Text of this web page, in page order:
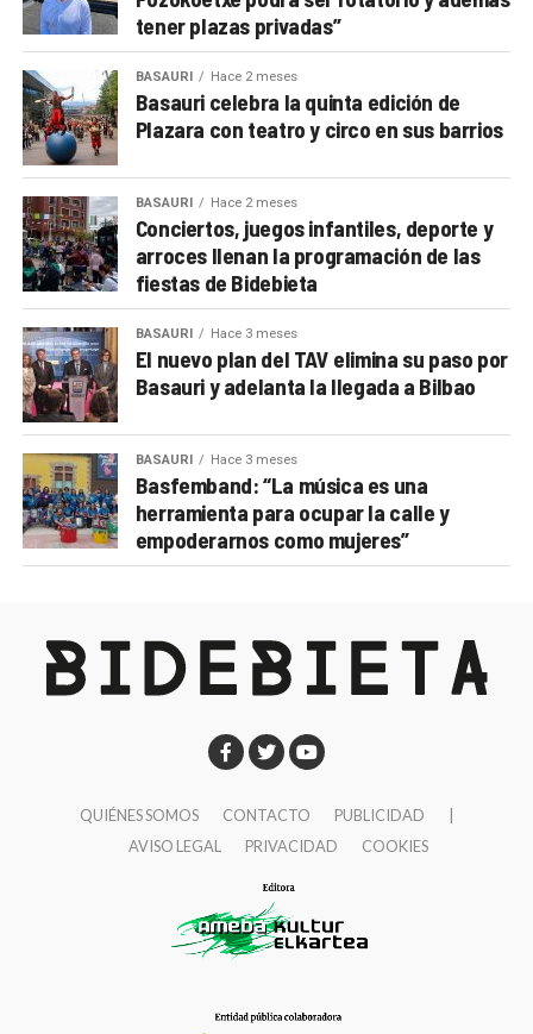
tener plazas privadas”
BASAURI Hace 2 meses
Basauri celebra la quinta edición de
Plazara con teatro y circo en sus barrios
BASAURI Hace 2 meses
Conciertos, juegos infantiles, deporte y
arroces llenan la programación de las
fiestas de Bidebieta
BASAURI Hace 3 meses
El nuevo plan del TAV elimina su paso por
Basauri y adelanta la llegada a Bilbao
BASAURI Hace 3 meses
Basfemband: “La música es una
herramienta para ocupar la calle y
empoderarnos como mujeres”
QUIÉNES SOMOS CONTACTO PUBLICIDAD
AVISO LEGAL
PRIVACIDAD COOKIES